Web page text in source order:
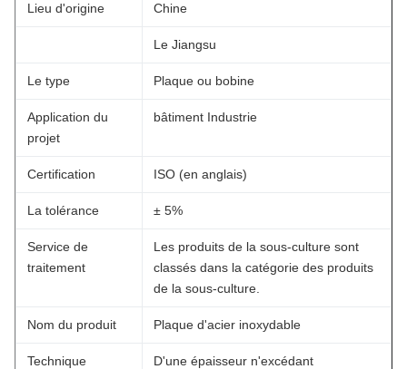
Lieu d'origine Chine
Le Jiangsu
Le type Plaque ou bobine
Application du
projet
bâtiment Industrie
Certification ISO (en anglais)
La tolérance ± 5%
Service de
traitement
Les produits de la sous-culture sont
classés dans la catégorie des produits
de la sous-culture.
Nom du produit Plaque d'acier inoxydable
Technique D'une épaisseur n'excédant